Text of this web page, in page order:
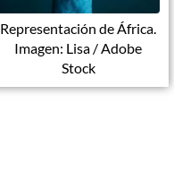
Representación de África.
Imagen: Lisa / Adobe
Stock